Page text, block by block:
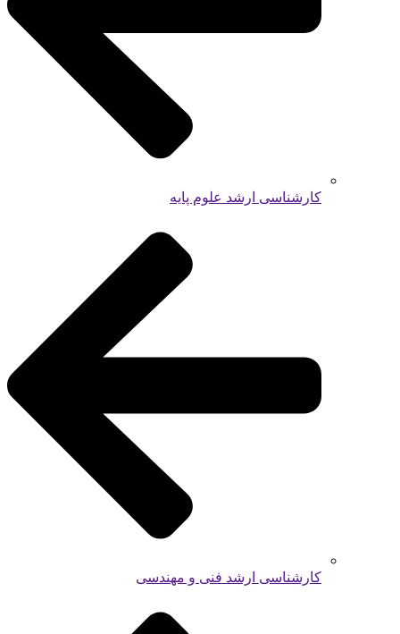
کارشناسی ارشد علوم پایه
کارشناسی ارشد فنی و مهندسی